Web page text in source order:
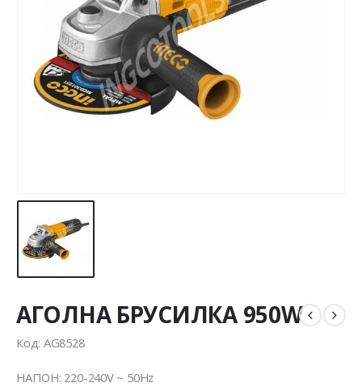
АГОЛНА БРУСИЛКА 950W
Код: AG8528
НАПОН: 220-240V ~ 50Hz